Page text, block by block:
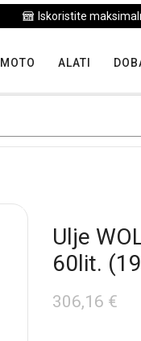
Iskoristite
MOTO ALATI
Ulje
60lit.
306,16 €